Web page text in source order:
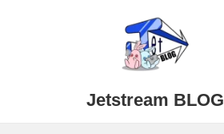
Jetstream BLOG